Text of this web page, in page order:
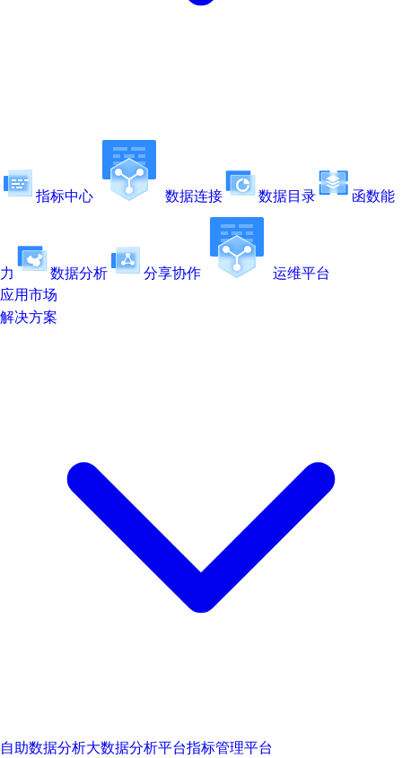
指标中心 数据连接 数据目录 函数能
力 数据分析 分享协作 运维平台
应用市场
解决方案
自助数据分析大数据分析平台指标管理平台